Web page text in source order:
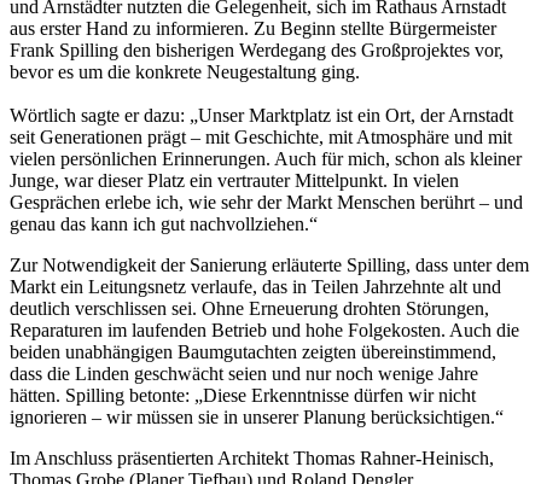
und Arnstädter nutzten die Gelegenheit, sich im Rathaus Arnstadt
aus erster Hand zu informieren. Zu Beginn stellte Bürgermeister
Frank Spilling den bisherigen Werdegang des Großprojektes vor,
bevor es um die konkrete Neugestaltung ging.
Wörtlich sagte er dazu: „Unser Marktplatz ist ein Ort, der Arnstadt
seit Generationen prägt – mit Geschichte, mit Atmosphäre und mit
vielen persönlichen Erinnerungen. Auch für mich, schon als kleiner
Junge, war dieser Platz ein vertrauter Mittelpunkt. In vielen
Gesprächen erlebe ich, wie sehr der Markt Menschen berührt – und
genau das kann ich gut nachvollziehen.“
Zur Notwendigkeit der Sanierung erläuterte Spilling, dass unter dem
Markt ein Leitungsnetz verlaufe, das in Teilen Jahrzehnte alt und
deutlich verschlissen sei. Ohne Erneuerung drohten Störungen,
Reparaturen im laufenden Betrieb und hohe Folgekosten. Auch die
beiden unabhängigen Baumgutachten zeigten übereinstimmend,
dass die Linden geschwächt seien und nur noch wenige Jahre
hätten. Spilling betonte: „Diese Erkenntnisse dürfen wir nicht
ignorieren – wir müssen sie in unserer Planung berücksichtigen.“
Im Anschluss präsentierten Architekt Thomas Rahner-Heinisch,